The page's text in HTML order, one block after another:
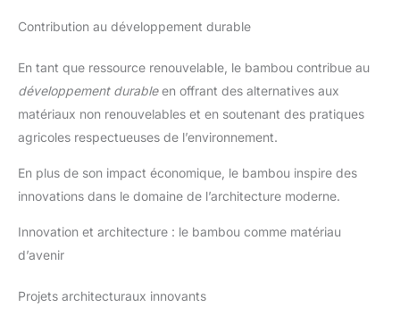
Contribution au développement durable
En tant que ressource renouvelable, le bambou contribue au
développement durableen offrant des alternatives aux
matériaux non renouvelables et en soutenant des pratiques
agricoles respectueuses de l’environnement.
En plus de son impact économique, le bambou inspire des
innovations dans le domaine de l’architecture moderne.
Innovation et architecture : le bambou comme matériau
d’avenir
Projets architecturaux innovants